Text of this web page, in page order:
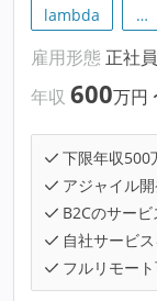
lambda
…
雇用形態 正社員
年収 600万円
下限年収500
アジャイル
B2Cのサー
自社サービ
フルリモー